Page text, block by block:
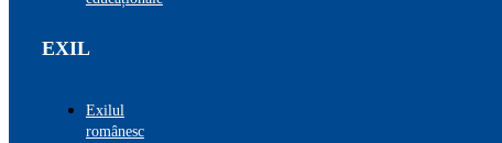
EXIL
Exilul
românesc